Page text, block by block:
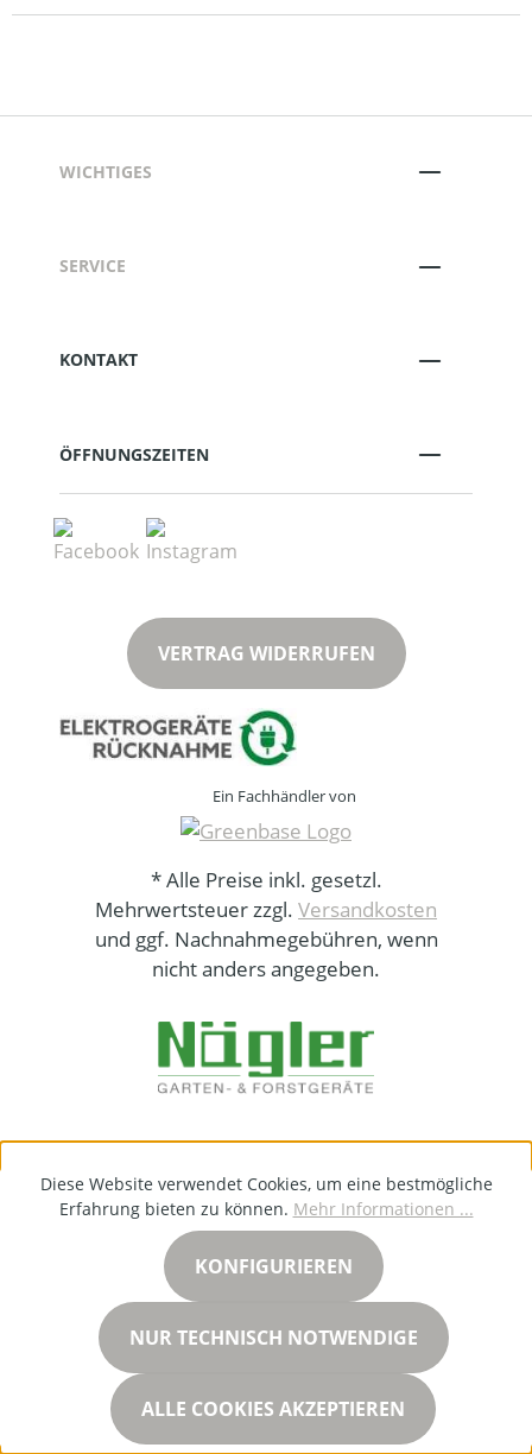
WICHTIGES
SERVICE
KONTAKT
ÖFFNUNGSZEITEN
VERTRAG WIDERRUFEN
Ein Fachhändler von
* Alle Preise inkl. gesetzl.
Mehrwertsteuer zzgl. Versandkosten
und ggf. Nachnahmegebühren, wenn
nicht anders angegeben.
Diese Website verwendet Cookies, um eine bestmögliche
Erfahrung bieten zu können. Mehr Informationen ...
NUR TECHNISCH NOTWENDIGE
KONFIGURIEREN
ALLE COOKIES AKZEPTIEREN